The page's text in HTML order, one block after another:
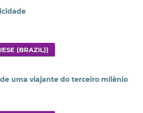
(BRAZIL))
uma viajante do terceiro milênio